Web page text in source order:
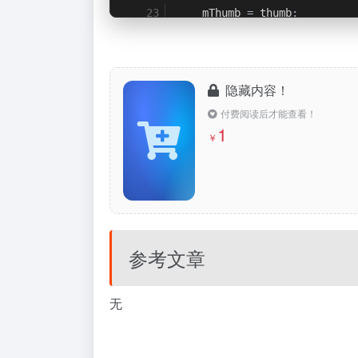
mThumb = thumb;
invalidate();
if (
thumb.setState(
隐藏内容！
付费阅读后才能查看！
￥ 1
参考文章
无